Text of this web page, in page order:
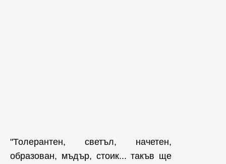
"Толерантен, светъл, начетен,
образован, мъдър, стоик... такъв ще